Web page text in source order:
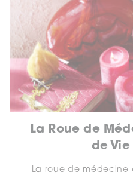
La Roue de
de Vie
La roue de